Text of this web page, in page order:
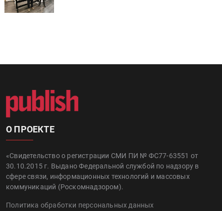
О ПРОЕКТЕ
«Свидетельство о регистрации СМИ ПИ № ФС77-63551 от
30.10.2015 г. Выдано Федеральной службой по надзору в
сфере связи, информационных технологий и массовых
коммуникаций (Роскомнадзором).
Политика обработки персональных данных